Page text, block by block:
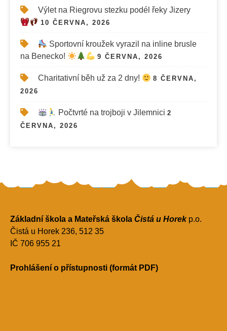
Výlet na Riegrovu stezku podél řeky Jizery
10 ČERVNA, 2026
Sportovní kroužek vyrazil na inline brusle
na Benecko!
9 ČERVNA, 2026
Charitativní běh už za 2 dny!
8 ČERVNA,
2026
Počtvrté na trojboji v Jilemnici 2
ČERVNA, 2026
Základní škola a Mateřská škola Čistá u Horekp.o.
Čistá u Horek 236, 512 35
IČ 706 955 21
Prohlášení o přístupnosti (formát PDF)